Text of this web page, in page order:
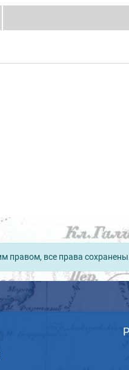
правом, все права